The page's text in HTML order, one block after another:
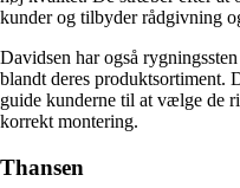
kunder og tilbyder rådgivning
Davidsen har også
blandt deres produktsortiment.
guide kunderne til at vælge de
korrekt montering.
Thansen